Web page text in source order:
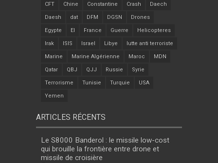
CFT Chine Constantine Crash Daech
Daesh dat DFM DGSN Drones
Egypte EI France Guerre Helicopteres
Irak ISIS Israel Libye lutte anti terroriste
Marine Marine Algérienne Maroc MDN
Qatar QBJ QJJ Russie Syrie
Terrorisme Tunisie Turquie USA
Yemen
ARTICLES RÉCENTS
Le S8000 Banderol : le missile low-cost
qui brouille la frontière entre drone et
missile de croisière